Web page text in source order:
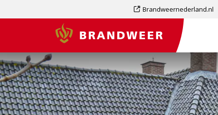
Dit
externe
pagina
Brandweernederland.nl
Brandweer